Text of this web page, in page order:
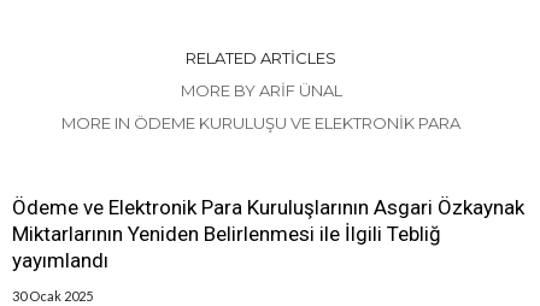
RELATED ARTICLES
MORE BY ARIF ÜNAL
MORE IN ÖDEME KURULUŞU VE ELEKTRONIK PARA
Ödeme ve Elektronik Para Kuruluşlarının Asgari Özkaynak
Miktarlarının Yeniden Belirlenmesi ile İlgili Tebliğ
yayımlandı
30 Ocak 2025